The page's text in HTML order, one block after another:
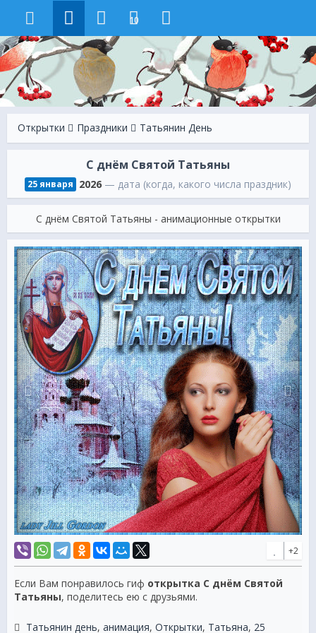
10
Открытки Праздники Татьянин День
С днём Святой Татьяны
25 января 2026— дата (когда, какого числа праздник)
С днём Святой Татьяны - анимационные открытки
+2
Если Вам понравилось гиф открытка С днём Святой
Татьяны, поделитесь ею с друзьями.
Татьянин день, анимация, Открытки, Татьяна, 25